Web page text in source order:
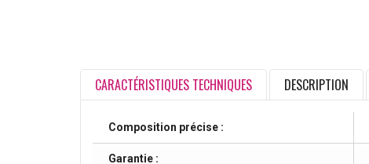
CARACTÉRISTIQUES TECHNIQUES DESCRIPTION
Composition précise :
Garantie :